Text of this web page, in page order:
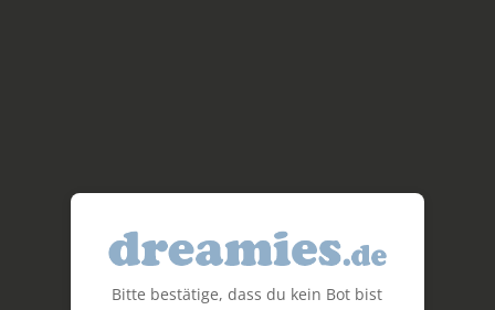
Bitte bestätige, dass du kein Bot bist